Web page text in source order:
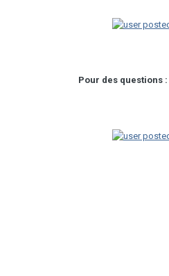
Pour des questions :